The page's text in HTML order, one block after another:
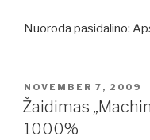
Nuoroda pasidalino:
POSTED
ON
NOVEMBER 7, 2009
Žaidimas
1000%